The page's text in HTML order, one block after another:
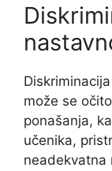
može se
ponašanja,
učenika,
neadekvatna